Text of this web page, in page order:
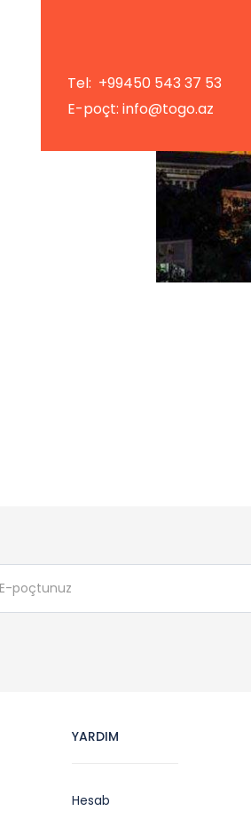
Tel: +99450 543 37 53
E-poçt: info@togo.az
YARDIM
Hesab